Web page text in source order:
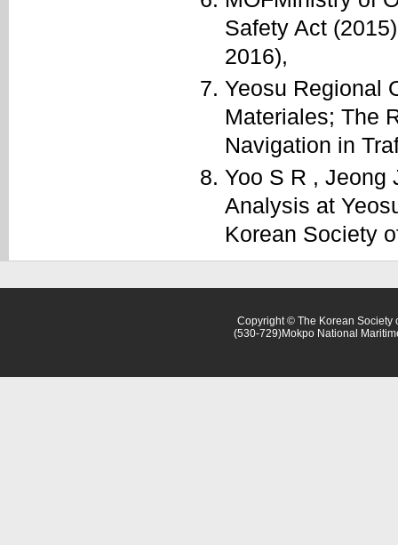
Safety Act
2016),
Yeosu Regional
Materiales; The
Navigation in
Yoo S R , Jeong
Analysis at
Korean Society
Copyright © The Korean Society
(530-729)Mokpo National